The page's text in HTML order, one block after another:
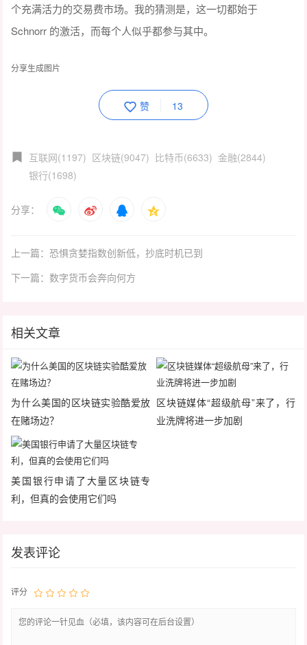
个充满活力的交易费市场。我的猜测是，这一切都始于
Schnorr 的激活，而每个人似乎都参与其中。
分享生成图片
赞 13
互联网(1197) 区块链(9047) 比特币(6633) 金融(2844)
银行(1698)
分享：
上一篇：恐惧贪婪指数创新低，抄底时机已到
下一篇：数字货币会奔向何方
相关文章
为什么美国的区块链实验酷爱放
在赌场边？
区块链媒体“超级航母”来了，行
业洗牌将进一步加剧
美国银行申请了大量区块链专
利，但真的会使用它们吗
发表评论
评分